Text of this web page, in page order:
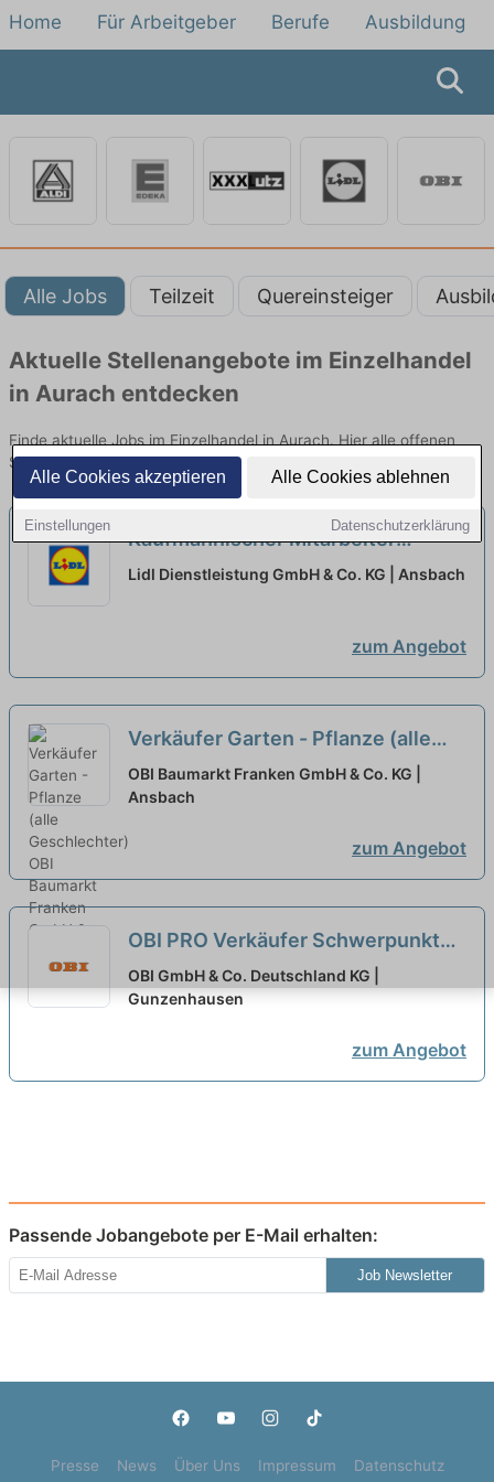
Alle Cookies akzeptieren Alle Cookies ablehnen
Einstellungen Datenschutzerklärung
Home Für Arbeitgeber Berufe Ausbildung
Alle Jobs Teilzeit Quereinsteiger
Aktuelle Stellenangebote im Einzelhandel
in Aurach entdecken
Finde aktuelle Jobs im Einzelhandel in Aurach. Hier alle offenen
Stellenangebote im Verkauf, Vertrieb und Handel vergleichen.
Kaufmännischer Mitarbeiter
(m/w/d) Bankwesen bei Orizon
Lidl Dienstleistung GmbH & Co. KG | Ansbach
zum Angebot
Verkäufer Garten - Pflanze (alle
Geschlechter) neu
OBI Baumarkt Franken GmbH & Co. KG |
Ansbach
zum Angebot
OBI PRO Verkäufer Schwerpunkt
Handwerkskunden (alle
Geschlechter)
OBI GmbH & Co. Deutschland KG |
Gunzenhausen
zum Angebot
Passende Jobangebote per E-Mail erhalten:
Job Newsletter
Presse News Über Uns Impressum Datenschutz